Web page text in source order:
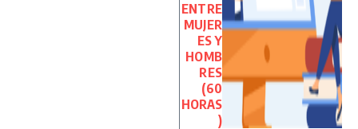
ENTRE
MUJER
ES Y
HOMB
RES
(60
HORAS
)